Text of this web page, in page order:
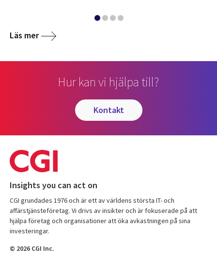
Läs mer
Hur kan vi hjälpa till?
kontakt
Insights you can act on
CGI grundades 1976 och är ett av världens största IT- och
affärstjänsteföretag. Vi drivs av insikter och är fokuserade på att
hjälpa företag och organisationer att öka avkastningen på sina
investeringar.
© 2026 CGI Inc.